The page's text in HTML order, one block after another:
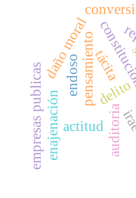
auditoria
pensamiento
actitud
delito
daño moral
empresas publicas tácita
enajenación
endoso